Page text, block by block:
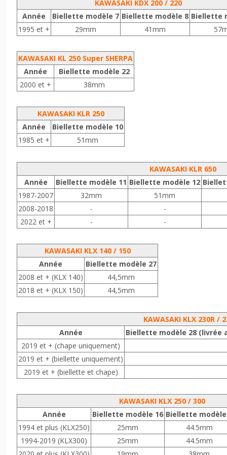
KAWASAKI KDX 200 / 220
Année
Biellette modèle 7 Biellette modèle 8 Biellette
1995 et +
29mm 41mm
KAWASAKI KL 250 Super SHERPA
Année
Biellette modèle 22
2000 et +
38mm
KAWASAKI KLR 250
Année
Biellette modèle 10
1985 et +
51mm
KAWASAKI KLR 650
Année
Biellette modèle 11 Biellette modèle 12
1987-2007
32mm
51mm
2008-2018
-
-
2022 et +
- -
KAWASAKI KLX 140 / 150
Année
Biellette modèle 27
2008 et + (KLX 140)
44,5mm
2018 et + (KLX 150)
44,5mm
KAWASAKI KLX 230R /
Année
Biellette modèle 28 (livrée
2019 et + (chape uniquement)
2019 et + (biellette uniquement)
2019 et + (biellette et chape)
KAWASAKI KLX 250 / 300
Année
Biellette modèle 16 Biellette
1994 et plus (KLX250)
25mm
44.5mm
1994-2019 (KLX300)
25mm
44.5mm